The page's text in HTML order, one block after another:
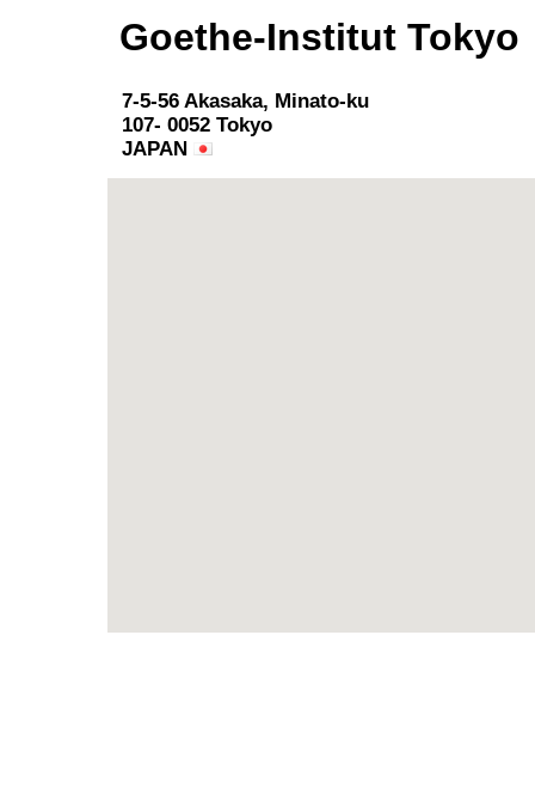
Goethe-Institut Tokyo
7-5-56 Akasaka, Minato-ku
107- 0052 Tokyo
JAPAN